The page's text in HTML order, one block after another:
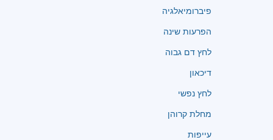
פיברומיאלגיה
הפרעות שינה
לחץ דם גבוה
דיכאון
לחץ נפשי
מחלת קרוהן
עייפות